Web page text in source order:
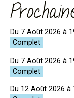
Du 7 Août 2026 à
Du 7 Août 2026 à
Du 12 Août 2026